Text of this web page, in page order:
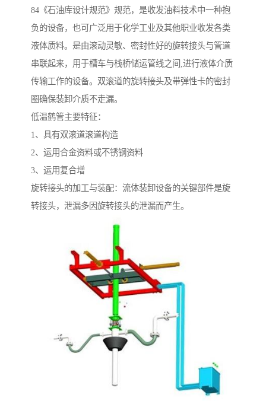
84《石油库设计规范》规范，是收发油料技术中一种抱
负的设备，也可广泛用于化学工业及其他职业收发各类
液体质料。是由滚动灵敏、密封性好的旋转接头与管道
串联起来，用于槽车与栈桥储运管线之间,进行液体介质
传输工作的设备。双滚道的旋转接头及带弹性卡的密封
圈确保装卸介质不走漏。
低温鹤管主要特征：
1、具有双滚道滚道构造
2、运用合金资料或不锈钢资料
3、运用复合增
旋转接头的加工与装配：流体装卸设备的关键部件是旋
转接头，泄漏多因旋转接头的泄漏而产生。